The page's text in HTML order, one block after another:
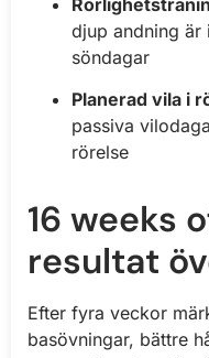
djup andning är
söndagar
Planerad vila i
passiva
rörelse
16 weeks
resultat
Efter fyra veckor
basövningar, bättre